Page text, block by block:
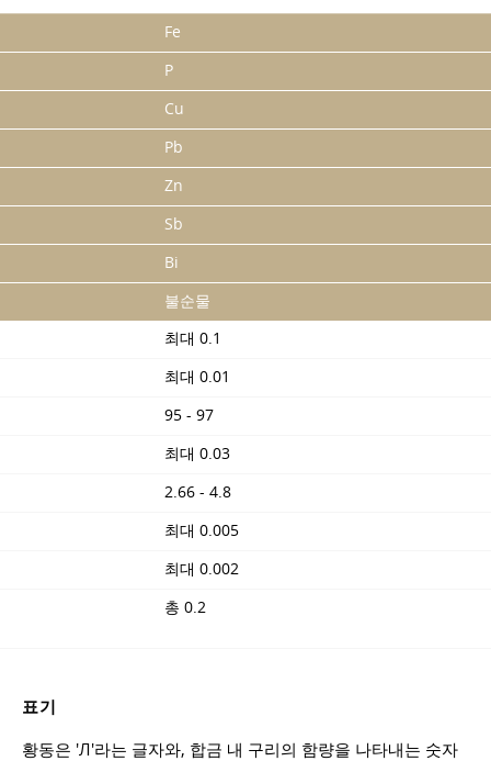
Fe
P
Cu
Pb
Zn
Sb
Bi
불순물
최대 0.1
최대 0.01
95 - 97
최대 0.03
2.66 - 4.8
최대 0.005
최대 0.002
총 0.2
표기
황동은 'Л'라는 글자와, 합금 내 구리의 함량을 나타내는 숫자